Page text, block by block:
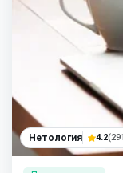
Нетология 4.2